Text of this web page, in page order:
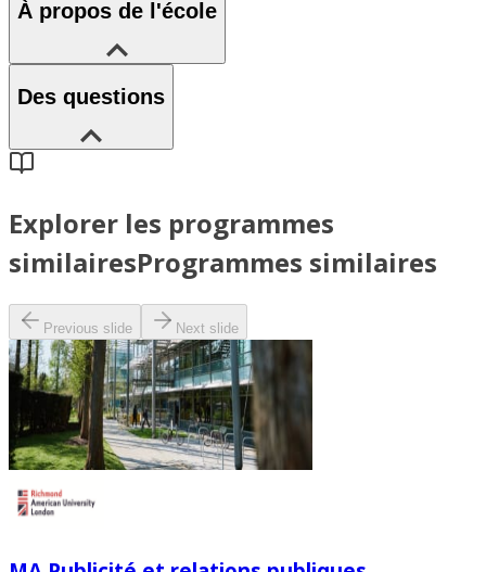
À propos de l'école
Des questions
Explorer les programmes
similairesProgrammes similaires
Previous slide Next slide